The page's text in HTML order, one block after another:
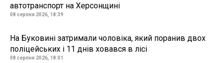
автотранспорт на Херсонщині
08 серпня 2026, 18:39
На Буковині затримали чоловіка, який поранив двох
поліцейських і 11 днів ховався в лісі
08 серпня 2026, 18:01